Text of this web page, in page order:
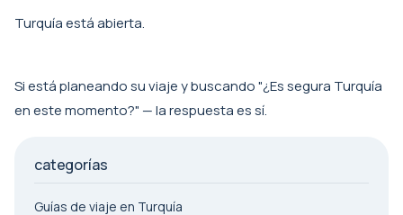
Turquía está abierta.
Si está planeando su viaje y buscando "¿Es segura Turquía
en este momento?" — la respuesta es sí.
categorías
Guías de viaje en Turquía